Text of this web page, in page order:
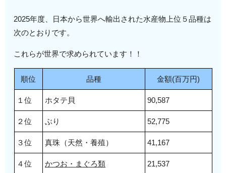
2025年度、日本から世界へ輸出された水産物上位５品種は
次のとおりです。
これらが世界で求められています！！
順位 品種 金額(百万円)
１位 ホタテ貝 90,587
２位 ぶり 52,775
３位 真珠（天然・養殖） 41,167
４位 かつお・まぐろ類 21,537